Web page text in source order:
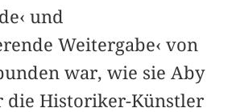
und
Weitergabe‹ von
war, wie sie Aby
die Historiker-Künstler